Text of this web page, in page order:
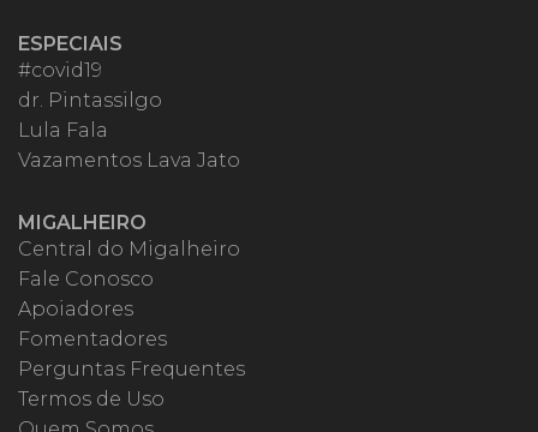
ESPECIAIS
#covid19
dr. Pintassilgo
Lula Fala
Vazamentos Lava Jato
MIGALHEIRO
Central do Migalheiro
Fale Conosco
Apoiadores
Fomentadores
Perguntas Frequentes
Termos de Uso